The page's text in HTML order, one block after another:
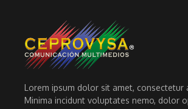
Lorem ipsum dolor sit amet, consectetur
Minima incidunt voluptates nemo, dolor